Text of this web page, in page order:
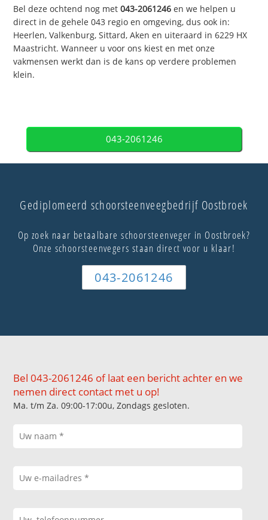
Bel deze ochtend nog met043-2061246 en we helpen u
direct in de gehele 043 regio en omgeving, dus ook in:
Heerlen, Valkenburg, Sittard, Aken en uiteraard in 6229 HX
Maastricht. Wanneer u voor ons kiest en met onze
vakmensen werkt dan is de kans op verdere problemen
klein.
043-2061246
Gediplomeerd schoorsteenveegbedrijf Oostbroek
Op zoek naar betaalbare schoorsteenveger in Oostbroek?
Onze schoorsteenvegers staan direct voor u klaar!
043-2061246
Bel 043-2061246 of laat een bericht achter en we
nemen direct contact met u op!
Ma. t/m Za. 09:00-17:00u, Zondags gesloten.